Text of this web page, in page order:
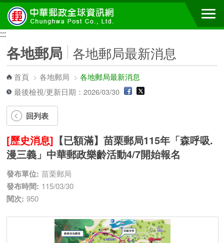
跳到主要內容區塊
:::
各地郵局 各地郵局最新消息
首頁 >各地郵局 >各地郵局最新消息
最後檢視/更新日期：2026/03/30
回列表
[歷史消息] 【已額滿】苗栗郵局115年「森呼吸.
漫三義」中華郵政樂齡活動4/7開始報名
發布單位: 苗栗郵局
發布時間: 115/03/30
閱次: 950